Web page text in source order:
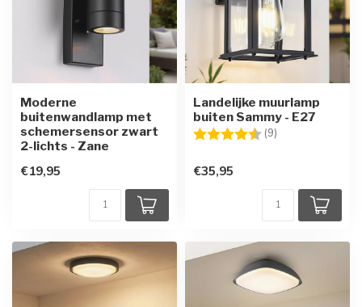
Moderne
buitenwandlamp met
schemersensor zwart
2-lichts - Zane
€19,95
Landelijke muurlamp
buiten Sammy - E27
Beoordeling: (9)
€35,95